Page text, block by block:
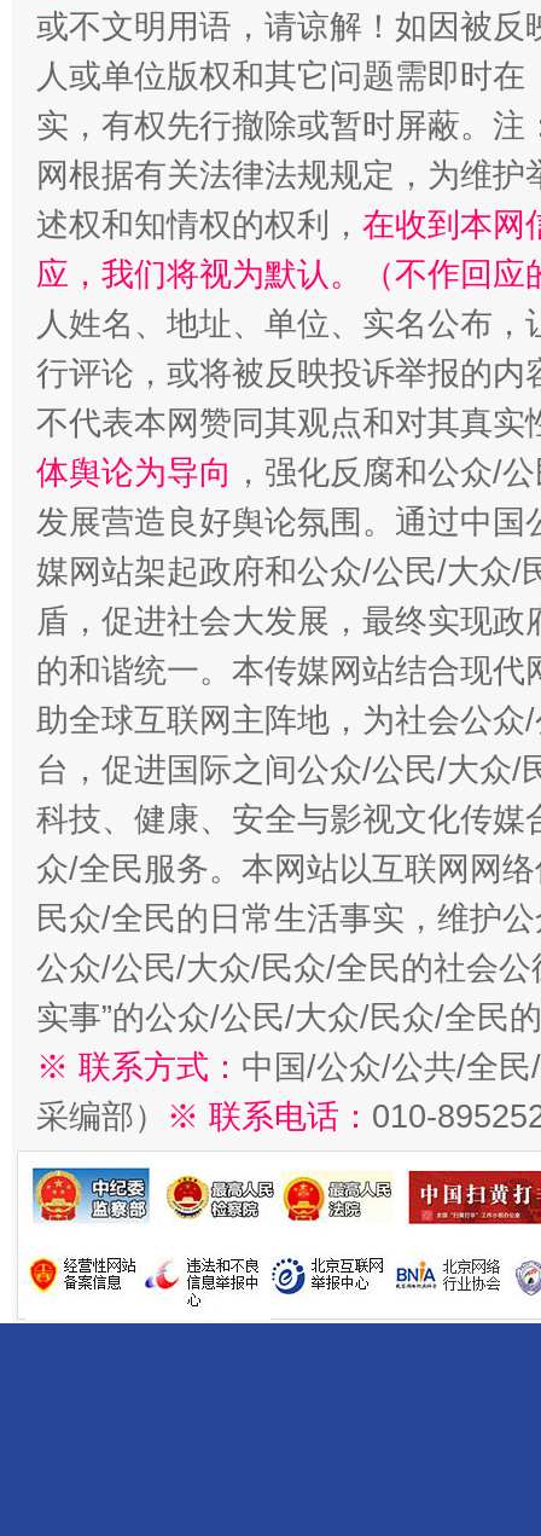
“蜀中异人”王建安的艺术幻境
或不文明用语，请谅解！如因被
人或单位版权和其它问题需即时在
实，有权先行撤除或暂时屏蔽。
网根据有关法律法规规定，为维
述权和知情权的权利， 在收到本网
应，我们将视为默认。（不作回应
人姓名、地址、单位、实名公布
行评论，或将被反映投诉举报的
不代表本网赞同其观点和对其真实
体舆论为导向 ，强化反腐和公众/
发展营造良好舆论氛围。通过中
媒网站架起政府和公众/公民/大众/
盾，促进社会大发展，最终实现
的和谐统一。本传媒网站结合现
助全球互联网主阵地，为社会公
台，促进国际之间公众/公民/大众/
科技、健康、安全与影视文化传
众/全民服务。本网站以互联网网
民众/全民的日常生活事实，维护
公众/公民/大众/民众/全民的社会公
实事”的公众/公民/大众/民众/全民
※ 联系方式： 中国/公众/公共/全
采编部） ※ 联系电话： 010-